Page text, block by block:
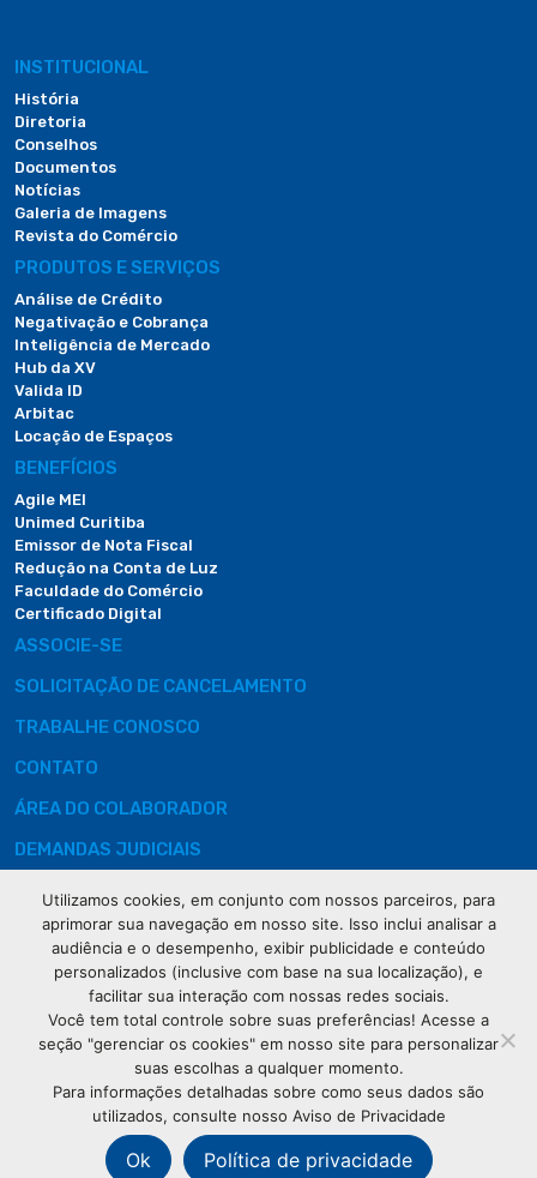
INSTITUCIONAL
História
Diretoria
Conselhos
Documentos
Notícias
Galeria de Imagens
Revista do Comércio
PRODUTOS E SERVIÇOS
Análise de Crédito
Negativação e Cobrança
Inteligência de Mercado
Hub da XV
Valida ID
Arbitac
Locação de Espaços
BENEFÍCIOS
Agile MEI
Unimed Curitiba
Emissor de Nota Fiscal
Redução na Conta de Luz
Faculdade do Comércio
Certificado Digital
ASSOCIE-SE
SOLICITAÇÃO DE CANCELAMENTO
TRABALHE CONOSCO
CONTATO
ÁREA DO COLABORADOR
DEMANDAS JUDICIAIS
Rua XV de
Novembro, 621
Curitiba
CEP: 80020-310
(41) 3320-
2929
Utilizamos cookies, em conjunto com nossos parceiros, para
aprimorar sua navegação em nosso site. Isso inclui analisar a
audiência e o desempenho, exibir publicidade e conteúdo
personalizados (inclusive com base na sua localização), e
facilitar sua interação com nossas redes sociais.
Você tem total controle sobre suas preferências! Acesse a
seção "gerenciar os cookies" em nosso site para personalizar
suas escolhas a qualquer momento.
Para informações detalhadas sobre como seus dados são
utilizados, consulte nosso Aviso de Privacidade
Ok Política de privacidade